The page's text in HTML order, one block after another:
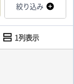
絞り込み
1列表示